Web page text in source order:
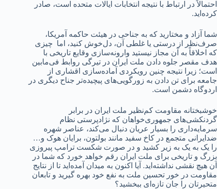
احتمالاً در ارتباط با نتیجه انتخابات ایالات متحده است، صادر
کرده‌اید.
شما آزاد و مختارید که به جناحی در هیئت حاکمه آمریکا،
صرف‌نظر از درستی یا غلطی‌ آن، دل‌خوش کنید، اما چیزی
که اخلاقاً به آن مجاز نیستید وارونه‌سازی وقایع تاریخی با
هدف مقصر جلوه‌ دادن ملت ایران در تیرگی روابط فی‌مابین
است؛ زیرا نتیجه چنین رویکردی آماده‌سازی اقشاری از
جامعه برای تن دادن به زورگویی‌های پیچیده‌تر جناح دیگری در
اردوگاه دشمن است.
خوشبختانه مقاومت کم‌نظیر ملت ایران در برابر
گردنکشی‌های جمهوری‌خواهان که نژادپرستی نظام
سرمایه‌داری را بسیار عریان دنبال می‌کند، عناصر شهره
ضدایرانی متجمع در کاخ سفید مانند بولتون، برایان هوک و…
را یک به یک به زیر کشید و در صورت شکست ترامپ پیروزی
بزرگ و تاریخی برای ملت ایران رقم خواهد خورد که شما در
آن هیچ نقشی نداشته‌اید. آیا اکنون به میدان آمده‌اید تا از نتایج
مقاومت در خور تحسین ملت به نفع خود بهره گیرید و تابعان
متحیرتان را جان تازه‌ای ببخشید؟